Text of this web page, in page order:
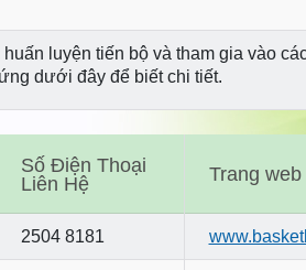
luyện tiến bộ và tham gia vào
dưới đây để biết chi tiết.
Số Điện Thoại
Liên Hệ
Trang web
2504 8181